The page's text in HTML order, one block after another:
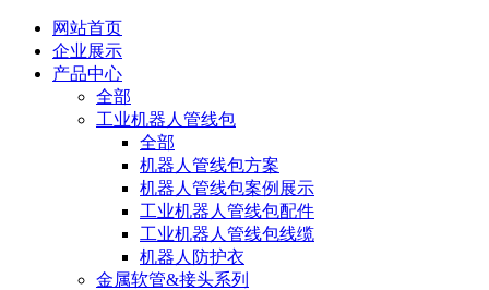
网站首页
企业展示
产品中心
全部
工业机器人管线包
全部
机器人管线包方案
机器人管线包案例展示
工业机器人管线包配件
工业机器人管线包线缆
机器人防护衣
金属软管&接头系列